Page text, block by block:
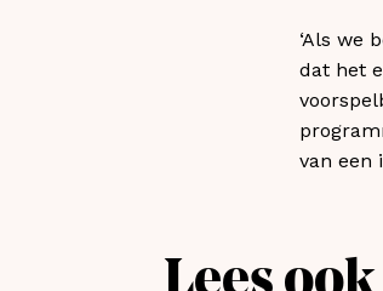
‘Als we
dat het
van een